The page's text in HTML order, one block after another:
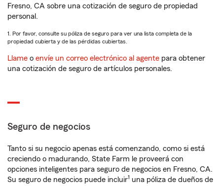
Fresno, CA sobre una cotización de seguro de propiedad
personal.
1. Por favor, consulte su póliza de seguro para ver una lista completa de la
propiedad cubierta y de las pérdidas cubiertas.
Llame o envíe un correo electrónico al agente para obtener
una cotización de seguro de artículos personales.
Seguro de negocios
Tanto si su negocio apenas está comenzando, como si está
creciendo o madurando, State Farm le proveerá con
opciones inteligentes para seguro de negocios en Fresno, CA.
Su seguro de negocios puede incluir1 una póliza de dueños de